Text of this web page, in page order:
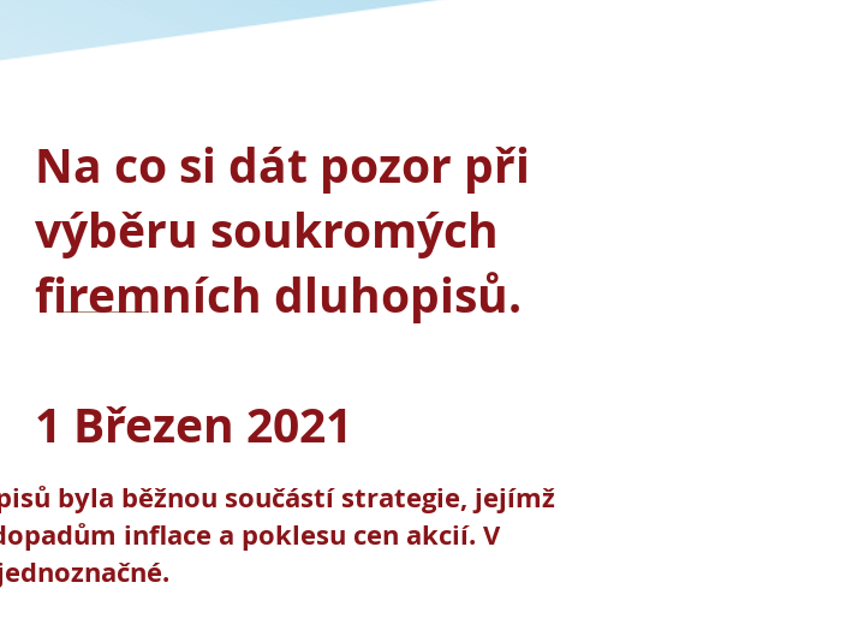
Na co si dát pozor při
výběru soukromých
firemních dluhopisů.
1 Březen 2021
byla běžnou součástí strategie, jejímž
inflace a poklesu cen akcií. V